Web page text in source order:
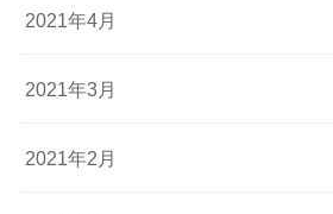
2021年4月
2021年3月
2021年2月